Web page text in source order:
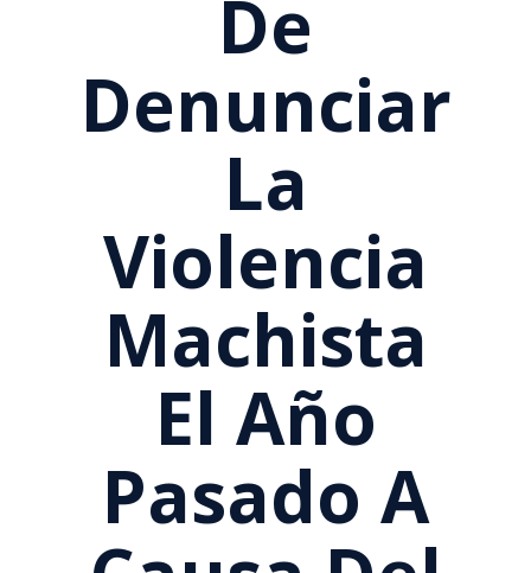
De
Denunciar
La
Violencia
Machista
El Año
Pasado A